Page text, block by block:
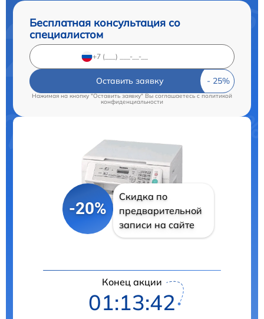
Бесплатная консультация со
специалистом
Оставить заявку
Нажимая на кнопку "Оставить заявку" Вы соглашаетесь cполитикой
конфиденциальности
-20%
Скидка по
предварительной
записи на сайте
Конец акции
01:13:42